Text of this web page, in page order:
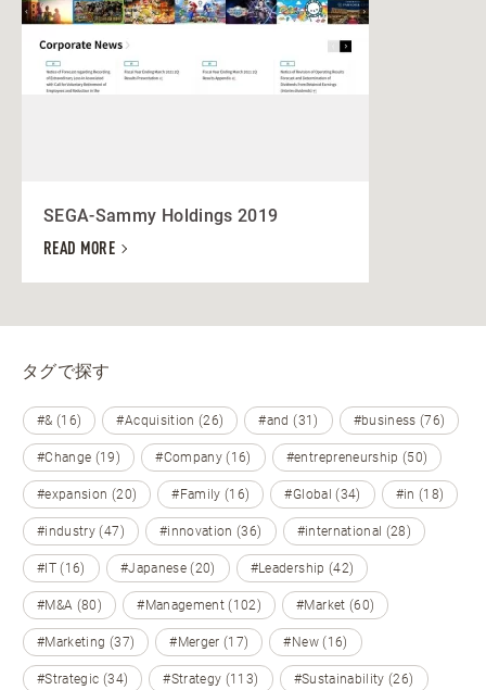
SEGA-Sammy Holdings 2019
READ MORE
タグで探す
#& (16) #Acquisition (26) #and (31) #business (76)
#Change (19) #Company (16) #entrepreneurship (50)
#expansion (20) #Family (16) #Global (34) #in (18)
#industry (47) #innovation (36) #international (28)
#IT (16) #Japanese (20) #Leadership (42)
#M&A (80) #Management (102) #Market (60)
#Marketing (37) #Merger (17) #New (16)
#Strategic (34) #Strategy (113) #Sustainability (26)